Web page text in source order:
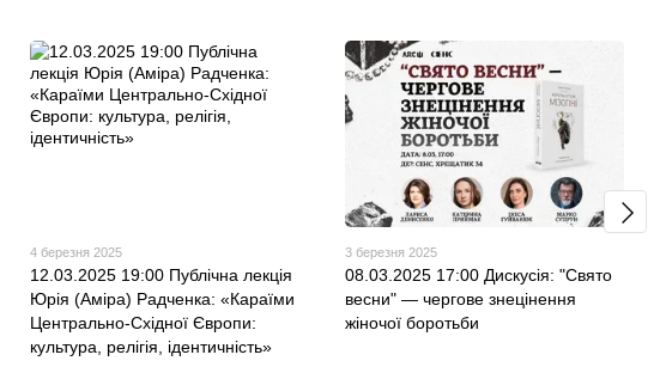
4 березня 2025
12.03.2025 19:00 Публічна лекція
Юрія (Аміра) Радченка: «Караїми
Центрально-Східної Європи:
культура, релігія, ідентичність»
3 березня 2025
08.03.2025 17:00 Дискусія: "Свято
весни" — чергове знецінення
жіночої боротьби